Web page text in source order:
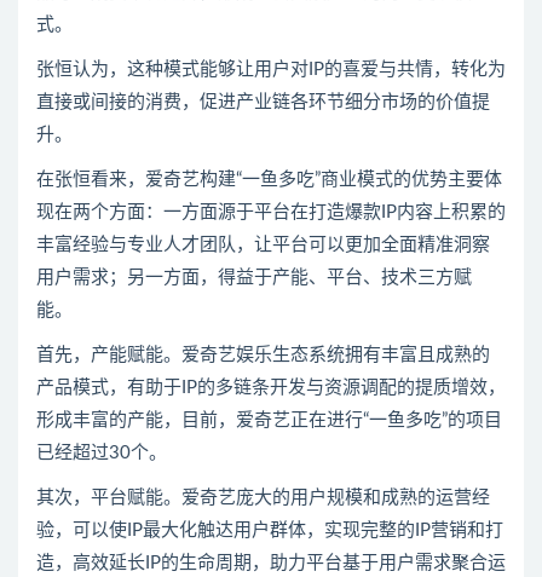
式。
张恒认为，这种模式能够让用户对IP的喜爱与共情，转化为
直接或间接的消费，促进产业链各环节细分市场的价值提
升。
在张恒看来，爱奇艺构建“一鱼多吃”商业模式的优势主要体
现在两个方面：一方面源于平台在打造爆款IP内容上积累的
丰富经验与专业人才团队，让平台可以更加全面精准洞察
用户需求；另一方面，得益于产能、平台、技术三方赋
能。
首先，产能赋能。爱奇艺娱乐生态系统拥有丰富且成熟的
产品模式，有助于IP的多链条开发与资源调配的提质增效，
形成丰富的产能，目前，爱奇艺正在进行“一鱼多吃”的项目
已经超过30个。
其次，平台赋能。爱奇艺庞大的用户规模和成熟的运营经
验，可以使IP最大化触达用户群体，实现完整的IP营销和打
造，高效延长IP的生命周期，助力平台基于用户需求聚合运